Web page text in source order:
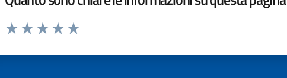
Valuta da 1 a 5 stelle la pagina